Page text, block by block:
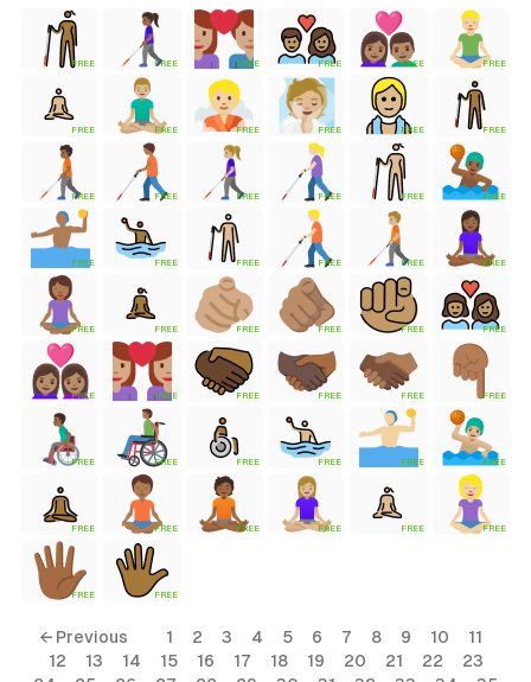
FREE FREE FREE FREE FREE FREE
FREE FREE FREE FREE FREE FREE
FREE FREE FREE FREE FREE FREE
FREE FREE FREE FREE FREE FREE
FREE FREE FREE FREE FREE FREE
FREE FREE FREE FREE FREE FREE
FREE FREE FREE FREE FREE FREE
FREE FREE FREE FREE FREE FREE
FREE FREE
← Previous 1 2 3 4 5 6 7 8 9 10
11
12
13 14 15 16 17 18 19 20 21 22
23